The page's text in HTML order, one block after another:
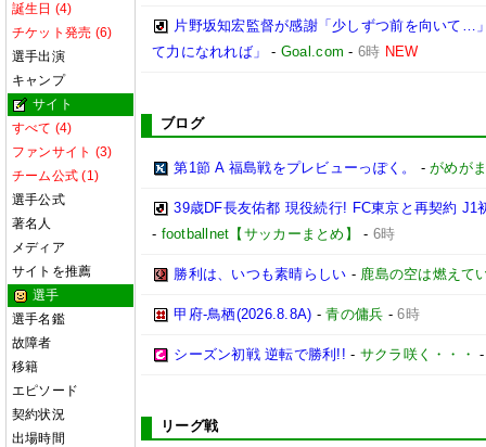
誕生日 (4)
チケット発売 (6)
選手出演
キャンプ
サイト
すべて (4)
ファンサイト (3)
チーム公式 (1)
選手公式
著名人
メディア
サイトを推薦
選手
選手名鑑
故障者
移籍
エピソード
契約状況
出場時間
片野坂知宏監督が感謝「少しずつ前を向いて…
て力になれれば」
- Goal.com - 6時 NEW
ブログ
第1節 A 福島戦をプレビューっぽく。 -がめが
39歳DF長友佑都 現役続行! FC東京と再契約
- footballnet【サッカーまとめ】 - 6時
勝利は、いつも素晴らしい - 鹿島の空は燃えて
甲府-鳥栖(2026.8.8A) -青の傭兵 -6時
シーズン初戦 逆転で勝利!! - サクラ咲く・・・
リーグ戦